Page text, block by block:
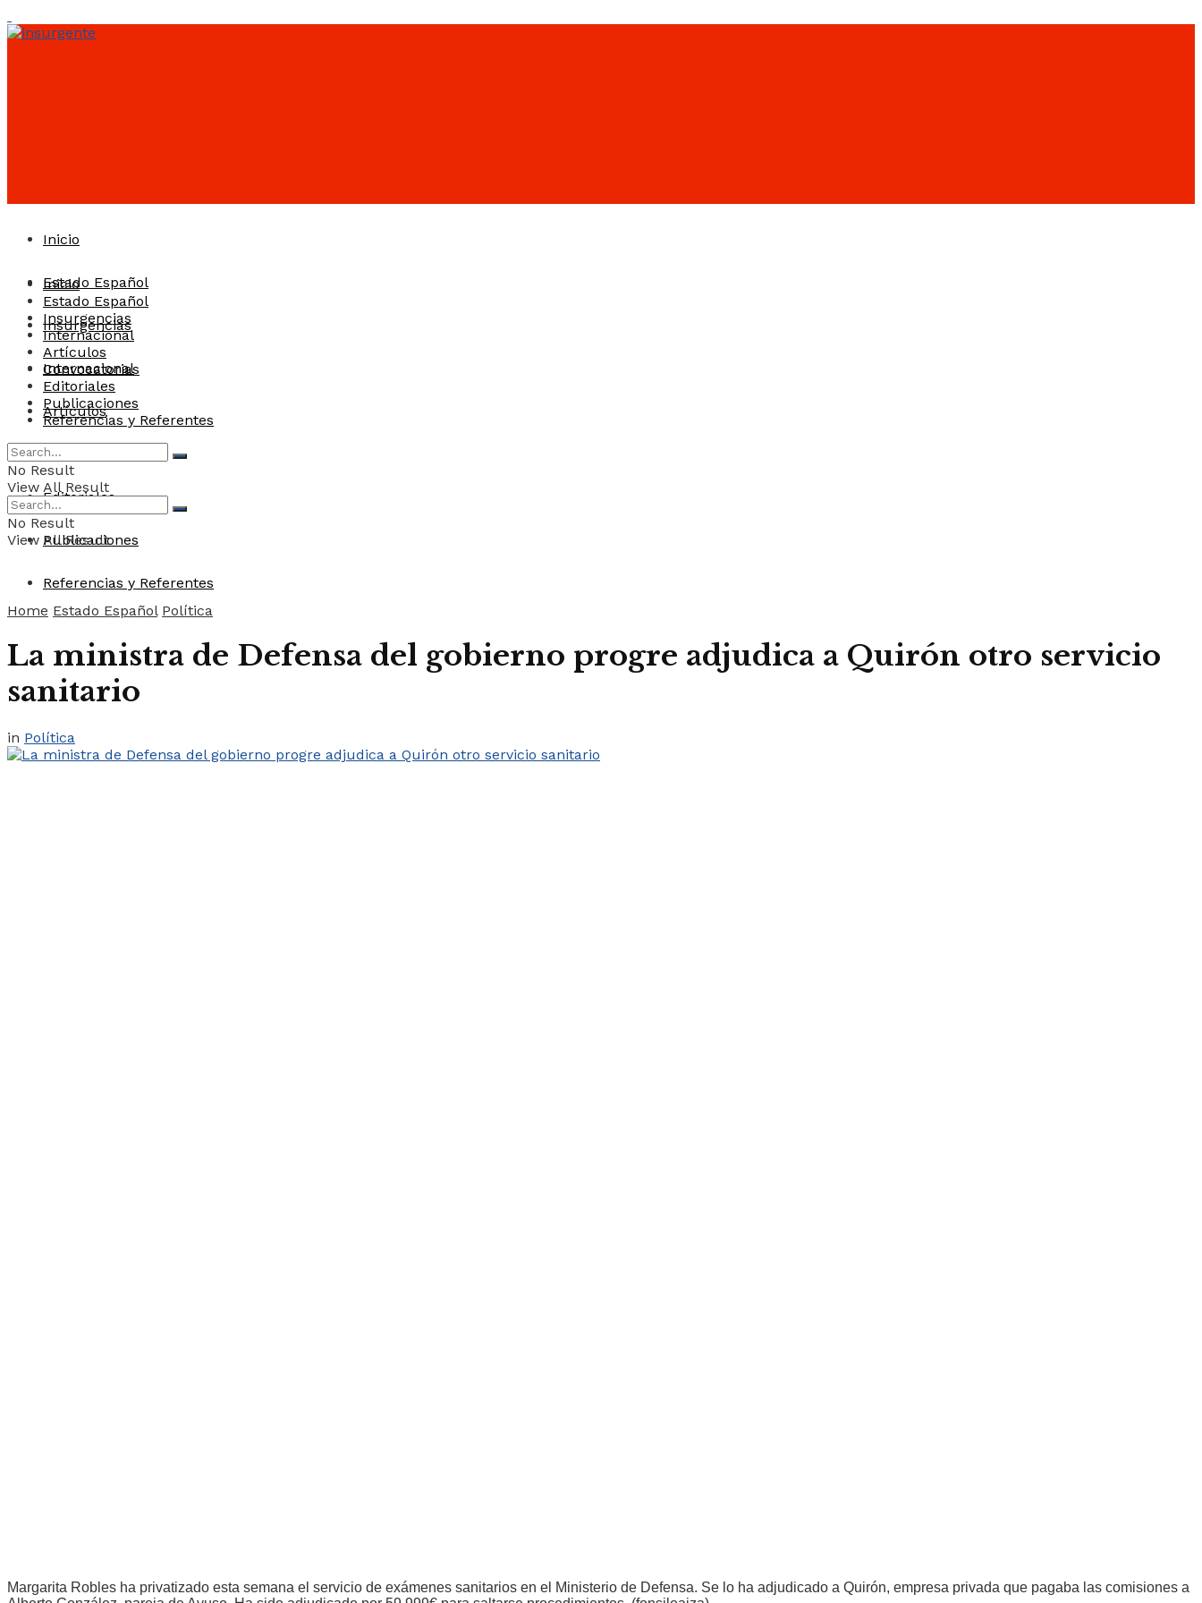
Inicio
Estado Español
Insurgencias
Internacional
Artículos
Convocatorias
Editoriales
Publicaciones
Referencias y Referentes
Inicio
Estado Español
Insurgencias
Internacional
Artículos
Convocatorias
Editoriales
Publicaciones
Referencias y Referentes
No Result
View All Result
No Result
View All Result
Home Estado Español Política
La ministra de Defensa del gobierno progre adjudica a Quirón otro servicio
sanitario
in Política
Margarita Robles ha privatizado esta semana el servicio de exámenes sanitarios en el Ministerio de Defensa. Se lo ha adjudicado a Quirón, empresa privada que pagaba las comisiones a